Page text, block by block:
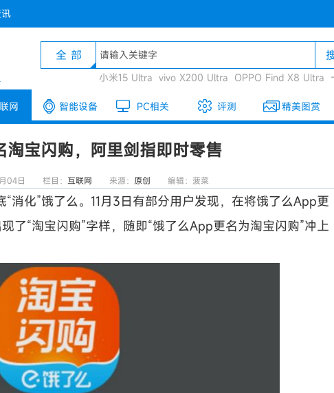
全 部
小米15 Ultra vivo X200 Ultra OPPO Find X8 Ultra
网 智能设备 PC相关 评测 精美图赏
淘宝闪购，阿里剑指即时零售
04日 栏目： 互联网 来源： 原创 编辑：菠菜
消化”饿了么。11月3日有部分用户发现，在将饿了么App更
了“淘宝闪购”字样，随即“饿了么App更名为淘宝闪购”冲上